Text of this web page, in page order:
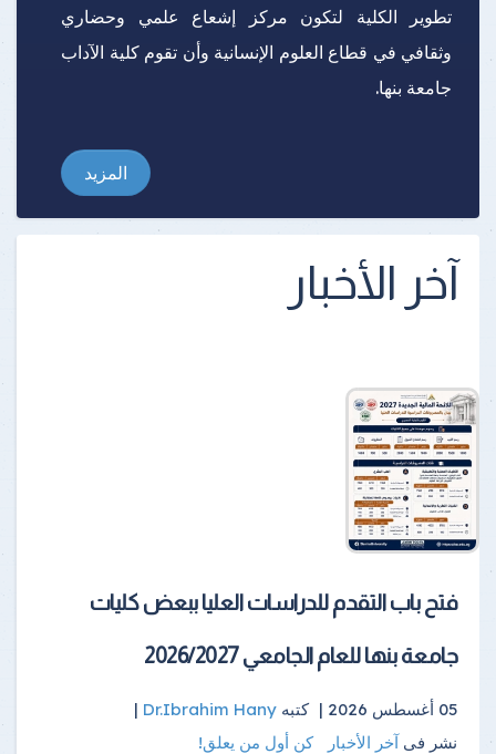
تطوير الكلية لتكون مركز إشعاع علمي وحضاري
وثقافي في قطاع العلوم الإنسانية وأن تقوم كلية الآداب
جامعة بنها.
المزيد
آخر الأخبار
فتح باب التقدم للدراسات العليا ببعض كليات
جامعة بنها للعام الجامعي 2026/2027
05 أغسطس 2026 | كتبه Dr.Ibrahim Hany
|
نشر فى آخر الأخبار كن أول من يعلق!